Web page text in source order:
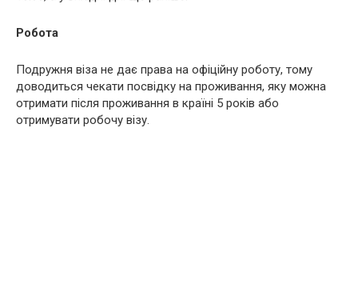
Робота
Подружня віза не дає права на офіційну роботу, тому
доводиться чекати посвідку на проживання, яку можна
отримати після проживання в країні 5 років або
отримувати робочу візу.